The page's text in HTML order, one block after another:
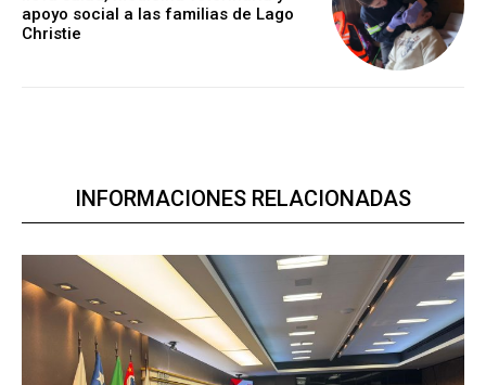
apoyo social a las familias de Lago
Christie
INFORMACIONES RELACIONADAS